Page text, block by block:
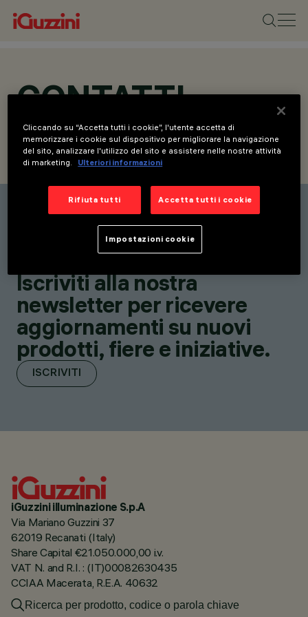
CONTATTI
CONTATTI RICHIEDI INFORMAZIONI
Elenco contatti
Rimani aggiornato sulle
nostre ultime innovazioni.
Iscriviti alla nostra
newsletter per ricevere
aggiornamenti su nuovi
prodotti, fiere e iniziative.
ISCRIVITI
iGuzzini illuminazione S.p.A
Via Mariano Guzzini 37
62019 Recanati (Italy)
Share Capital €21.050.000,00 i.v.
VAT N. and R.I. : (IT)00082630435
CCIAA Macerata, R.E.A. 40632
Cliccando su “Accetta tutti i cookie”, l'utente accetta di
memorizzare i cookie sul dispositivo per migliorare la navigazione
del sito, analizzare l'utilizzo del sito e assistere nelle nostre attività
di marketing.
Ulteriori informazioni
Rifiuta tutti Accetta tutti i cookie
Impostazioni cookie